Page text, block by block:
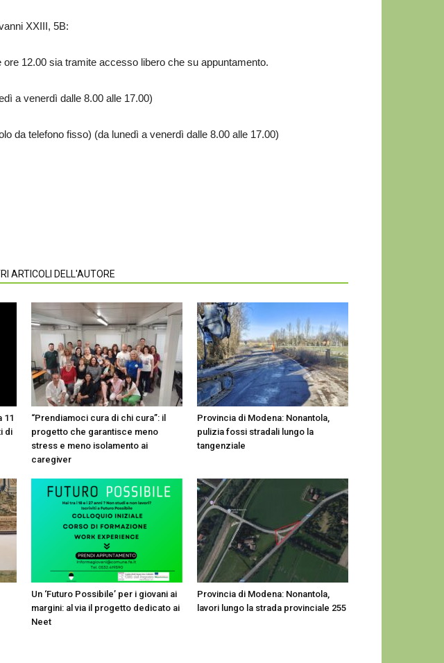
XXIII, 5B:
ore 12.00 sia tramite accesso libero che su appuntamento.
a venerdì dalle 8.00 alle 17.00)
da telefono fisso) (da lunedì a venerdì dalle 8.00 alle 17.00)
ARTICOLI DELL'AUTORE
11
di
“Prendiamoci cura di chi cura”: il
progetto che garantisce meno
stress e meno isolamento ai
caregiver
Provincia di Modena: Nonantola,
pulizia fossi stradali lungo la
tangenziale
Un ‘Futuro Possibile’ per i giovani ai
margini: al via il progetto dedicato ai
Neet
Provincia di Modena: Nonantola,
lavori lungo la strada provinciale 255